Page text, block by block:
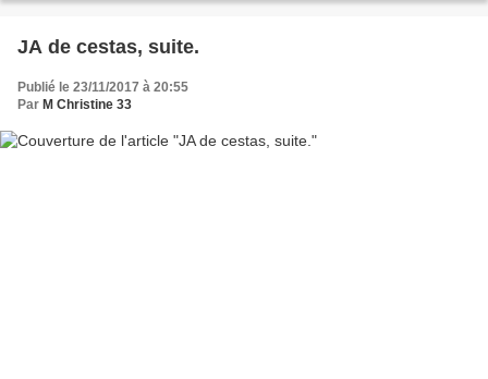
JA de cestas, suite.
Publié le 23/11/2017 à 20:55
Par M Christine 33